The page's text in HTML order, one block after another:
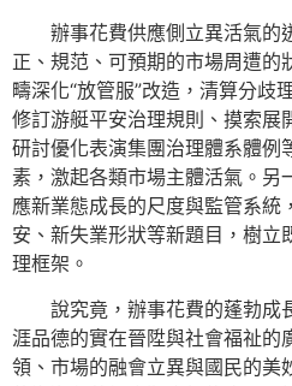
辦事花費供應側立異活氣的
正、規范、可預期的市場周遭的
疇深化“放管服”改造，清算分歧
修訂游艇平安治理規則、摸索展
研討優化表演集團治理體系體例
素，激起各類市場主體活氣。另
應新業態成長的尺度與監管系統
安、新失業形狀等新題目，樹立
理框架。
說究竟，辦事花費的蓬勃成
涯品德的實在晉陞與社會福祉的
領、市場的融會立異與國民的美